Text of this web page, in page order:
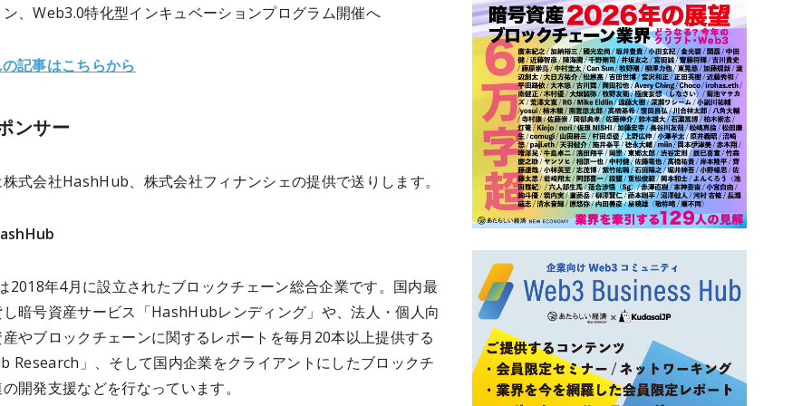
、Web3.0特化型インキュベーションプログラム開催へ
記事はこちらから
ンサー
式会社HashHub、株式会社フィナンシェの提供で送りします。
2018年4月に設立されたブロックチェーン総合企業です。国内最
暗号資産サービス「HashHubレンディング」や、法人・個人向
やブロックチェーンに関するレポートを毎月20本以上提供する
Research」、そして国内企業をクライアントにしたブロックチ
開発支援などを行なっています。